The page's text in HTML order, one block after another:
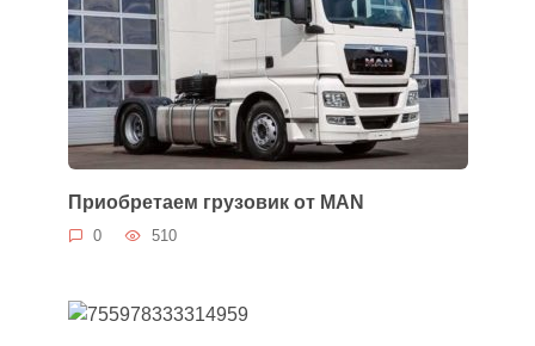
Приобретаем грузовик от MAN
0 510